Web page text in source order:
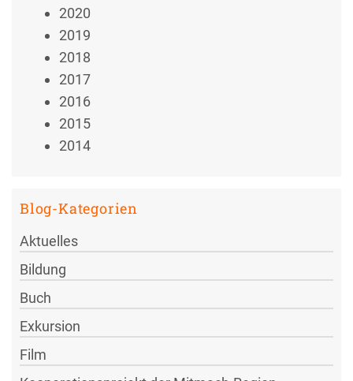
2020
2019
2018
2017
2016
2015
2014
Blog-Kategorien
Aktuelles
Bildung
Buch
Exkursion
Film